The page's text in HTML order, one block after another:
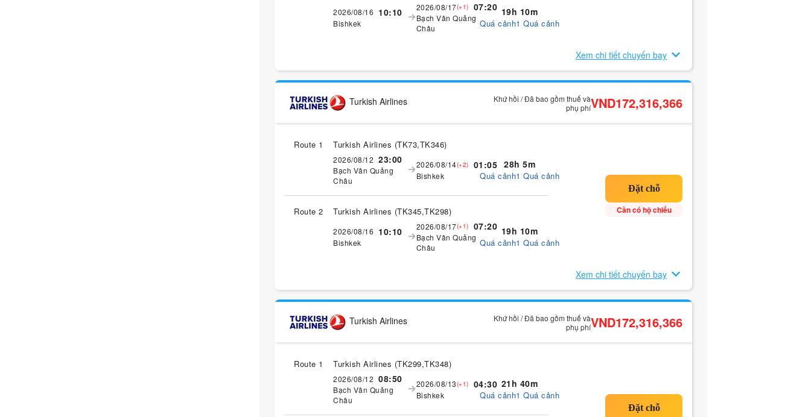
2026/08/16 10:10
Bishkek
2026/08/17(+1) 07:20
Bạch Vân Quảng
Châu
19h 10m
Quá cảnh1 Quá cảnh
Xem chi tiết chuyến bay
Turkish Airlines
Khứ hồi / Đã bao gồm thuế và
phụ phíVND172,316,366
Route 1 Turkish Airlines (TK73,TK346)
2026/08/12 23:00
Bạch Vân Quảng
Châu
2026/08/14(+2) 01:05
Bishkek
28h 5m
Quá cảnh1 Quá cảnh
Route 2 Turkish Airlines (TK345,TK298)
2026/08/16 10:10
Bishkek
2026/08/17(+1) 07:20
Bạch Vân Quảng
Châu
19h 10m
Quá cảnh1 Quá cảnh
Cần có hộ chiếu
Xem chi tiết chuyến bay
Turkish Airlines
Khứ hồi / Đã bao gồm thuế và
phụ phíVND172,316,366
Route 1 Turkish Airlines (TK299,TK348)
2026/08/12 08:50
Bạch Vân Quảng
Châu
2026/08/13(+1) 04:30
Bishkek
21h 40m
Quá cảnh1 Quá cảnh